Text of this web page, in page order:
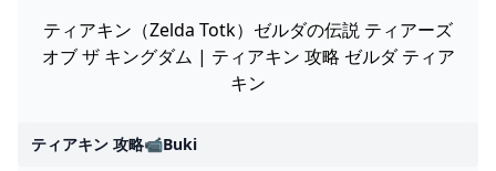
ティアキン（Zelda Totk）ゼルダの伝説 ティアーズ
オブ ザ キングダム | ティアキン 攻略 ゼルダ ティア
キン
ティアキン 攻略📹buki